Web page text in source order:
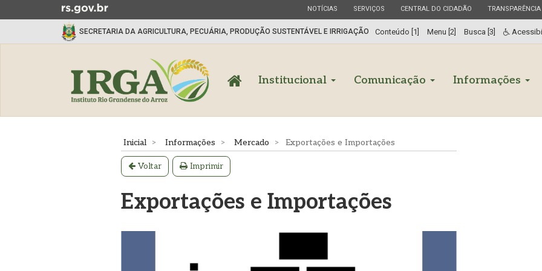
para
ESTADO
NOTÍCIAS ESTADO
SERVIÇOS ESTADO
CENTRAL DO CIDADÃO ESTADO
TRANSPARÊNCIA
SECRETARIA DA AGRICULTURA, PECUÁRIA, PRODUÇÃO SUSTENTÁVEL E IRRIGAÇÃO Conteúdo [1] Menu [2] Busca [3]
menu
Institucional Comunicação Informações
Inicial Informações Mercado Exportações e Importações
Voltar Imprimir
Exportações e Importações